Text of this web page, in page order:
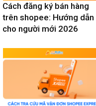
Cách đăng ký bán hàng
trên shopee: Hướng dẫn
cho người mới 2026